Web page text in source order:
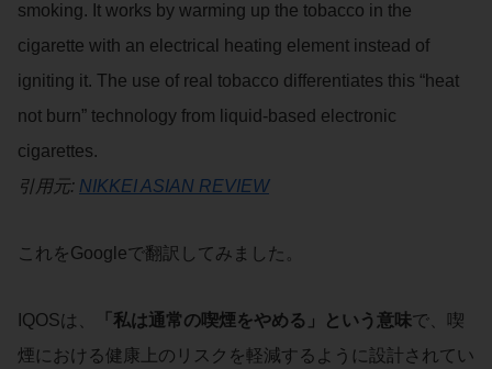
smoking. It works by warming up the tobacco in the
cigarette with an electrical heating element instead of
igniting it. The use of real tobacco differentiates this “heat
not burn” technology from liquid-based electronic
cigarettes.
引用元: NIKKEI ASIAN REVIEW
これをGoogleで翻訳してみました。
IQOSは、 「私は通常の喫煙をやめる」という意味で、喫
煙における健康上のリスクを軽減するように設計されてい